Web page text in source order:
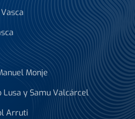
Monje
Lusa y Samu Valcárcel
Arruti